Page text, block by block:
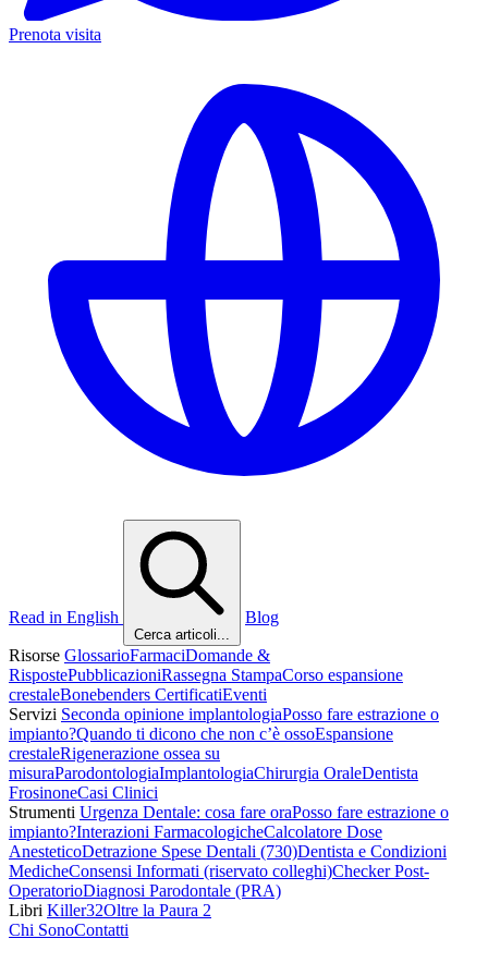
Prenota visita
Read in English
Cerca articoli...
Blog
Risorse GlossarioFarmaciDomande &
RispostePubblicazioniRassegna StampaCorso espansione
crestaleBonebenders CertificatiEventi
Servizi Seconda opinione implantologiaPosso fare estrazione o
impianto?Quando ti dicono che non c’è ossoEspansione
crestaleRigenerazione ossea su
misuraParodontologiaImplantologiaChirurgia OraleDentista
FrosinoneCasi Clinici
Strumenti Urgenza Dentale: cosa fare oraPosso fare estrazione o
impianto?Interazioni FarmacologicheCalcolatore Dose
AnesteticoDetrazione Spese Dentali (730)Dentista e Condizioni
MedicheConsensi Informati (riservato colleghi)Checker Post-
OperatorioDiagnosi Parodontale (PRA)
Libri Killer32Oltre la Paura 2
Chi SonoContatti